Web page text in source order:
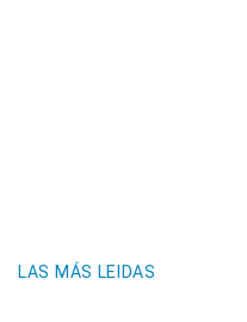
LAS MÁS LEIDAS